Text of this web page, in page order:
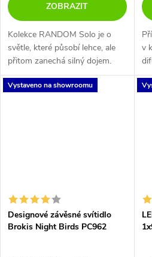
ZOBRAZIT
Kolekce RANDOM Solo je o
světle, které působí lehce, ale
přitom zanechá silný dojem.
Stačí jen pustit uzdu fantazii.
v
Vystaveno na showroomu
Designové závěsné svítidlo
Brokis Night Birds PC962